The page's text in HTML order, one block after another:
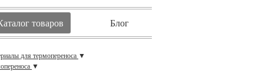
товаров Блог
для термопереноса ▼
▼